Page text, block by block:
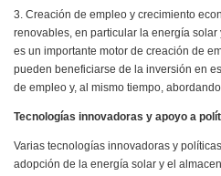
3. Creación de empleo y crecimiento
renovables, en particular la energía
es un importante motor de creación de
pueden beneficiarse de la inversión en
de empleo y, al mismo tiempo,
Tecnologías innovadoras y apoyo a
Varias tecnologías innovadoras y
adopción de la energía solar y el